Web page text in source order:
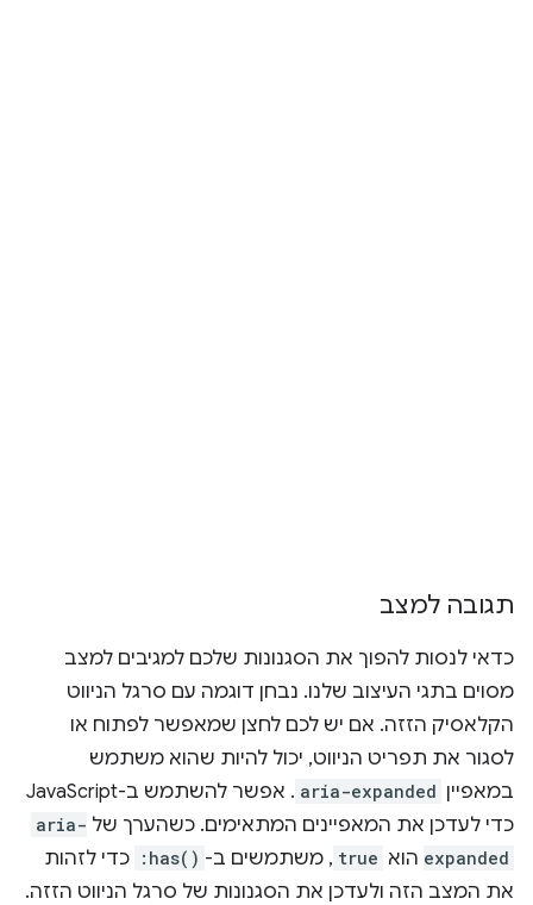
תגובה למצב
כדאי לנסות להפוך את הסגנונות שלכם למגיבים למצב
מסוים בתגי העיצוב שלנו. נבחן דוגמה עם סרגל הניווט
הקלאסיק הזזה. אם יש לכם לחצן שמאפשר לפתוח או
לסגור את תפריט הניווט, יכול להיות שהוא משתמש
במאפיין aria-expanded
. אפשר להשתמש ב-JavaScript
כדי לעדכן את המאפיינים המתאימים. כשהערך של aria-
expanded הוא true , משתמשים ב- :has() כדי לזהות
את המצב הזה ולעדכן את הסגנונות של סרגל הניווט הזזה.